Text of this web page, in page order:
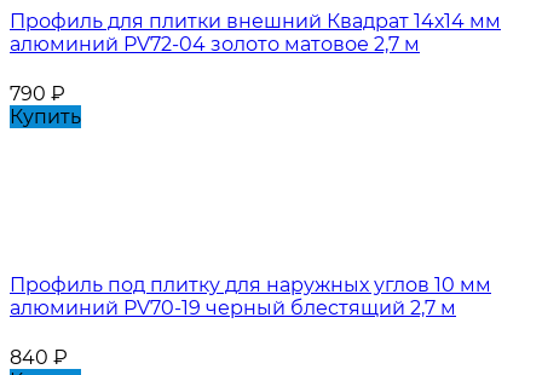
Профиль для плитки внешний Квадрат 14х14 мм
алюминий PV72-04 золото матовое 2,7 м
790 ₽
Купить
Профиль под плитку для наружных углов 10 мм
алюминий PV70-19 черный блестящий 2,7 м
840 ₽